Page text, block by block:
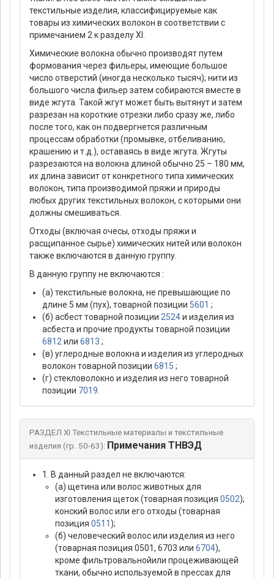
текстильные изделия, классифицируемые как
товары из химических волокон в соответствии с
примечанием 2 к разделу XI.
Химические волокна обычно производят путем
формования через фильеры, имеющие большое
число отверстий (иногда несколько тысяч); нити из
большого числа фильер затем собираются вместе в
виде жгута. Такой жгут может быть вытянут и затем
разрезан на короткие отрезки либо сразу же, либо
после того, как он подвергнется различным
процессам обработки (промывке, отбеливанию,
крашению и т.д.), оставаясь в виде жгута. Жгуты
разрезаются на волокна длиной обычно 25 – 180 мм,
их длина зависит от конкретного типа химических
волокон, типа производимой пряжи и природы
любых других текстильных волокон, с которыми они
должны смешиваться.
Отходы (включая очесы, отходы пряжи и
расщипанное сырье) химических нитей или волокон
также включаются в данную группу.
В данную группу не включаются :
(а) текстильные волокна, не превышающие по
длине 5 мм (пух), товарной позиции 5601 ;
(б) асбест товарной позиции 2524и изделия из
асбеста и прочие продукты товарной позиции
6812 или 6813 ;
(в) углеродные волокна и изделия из углеродных
волокон товарной позиции 6815 ;
(г) стекловолокно и изделия из него товарной
позиции 7019
РАЗДЕЛ XI Текстильные материалы и текстильные
изделия (гр. 50-63): Примечания ТНВЭД
1. В данный раздел не включаются:
(а) щетина или волос животных для
изготовления щеток (товарная позиция 0502);
конский волос или его отходы (товарная
позиция 0511);
(б) человеческий волос или изделия из него
(товарная позиция 0501, 6703 или 6704),
кроме фильтровальнойили процеживающей
ткани, обычно используемой в прессах для